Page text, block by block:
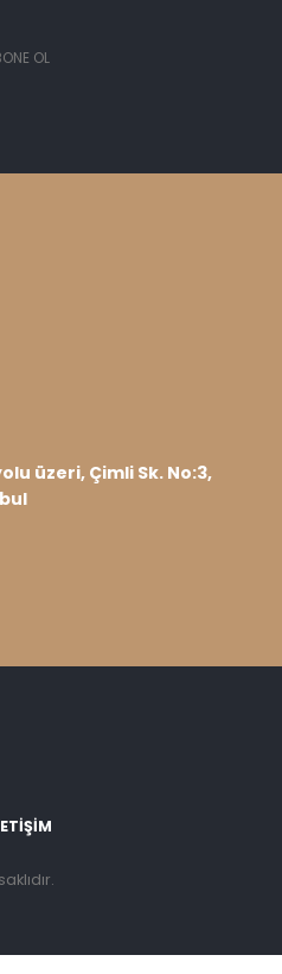
OL
üzeri, Çimli Sk. No:3,